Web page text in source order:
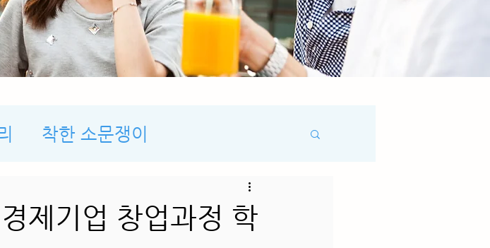
착한 소문쟁이
제기업 창업과정 학